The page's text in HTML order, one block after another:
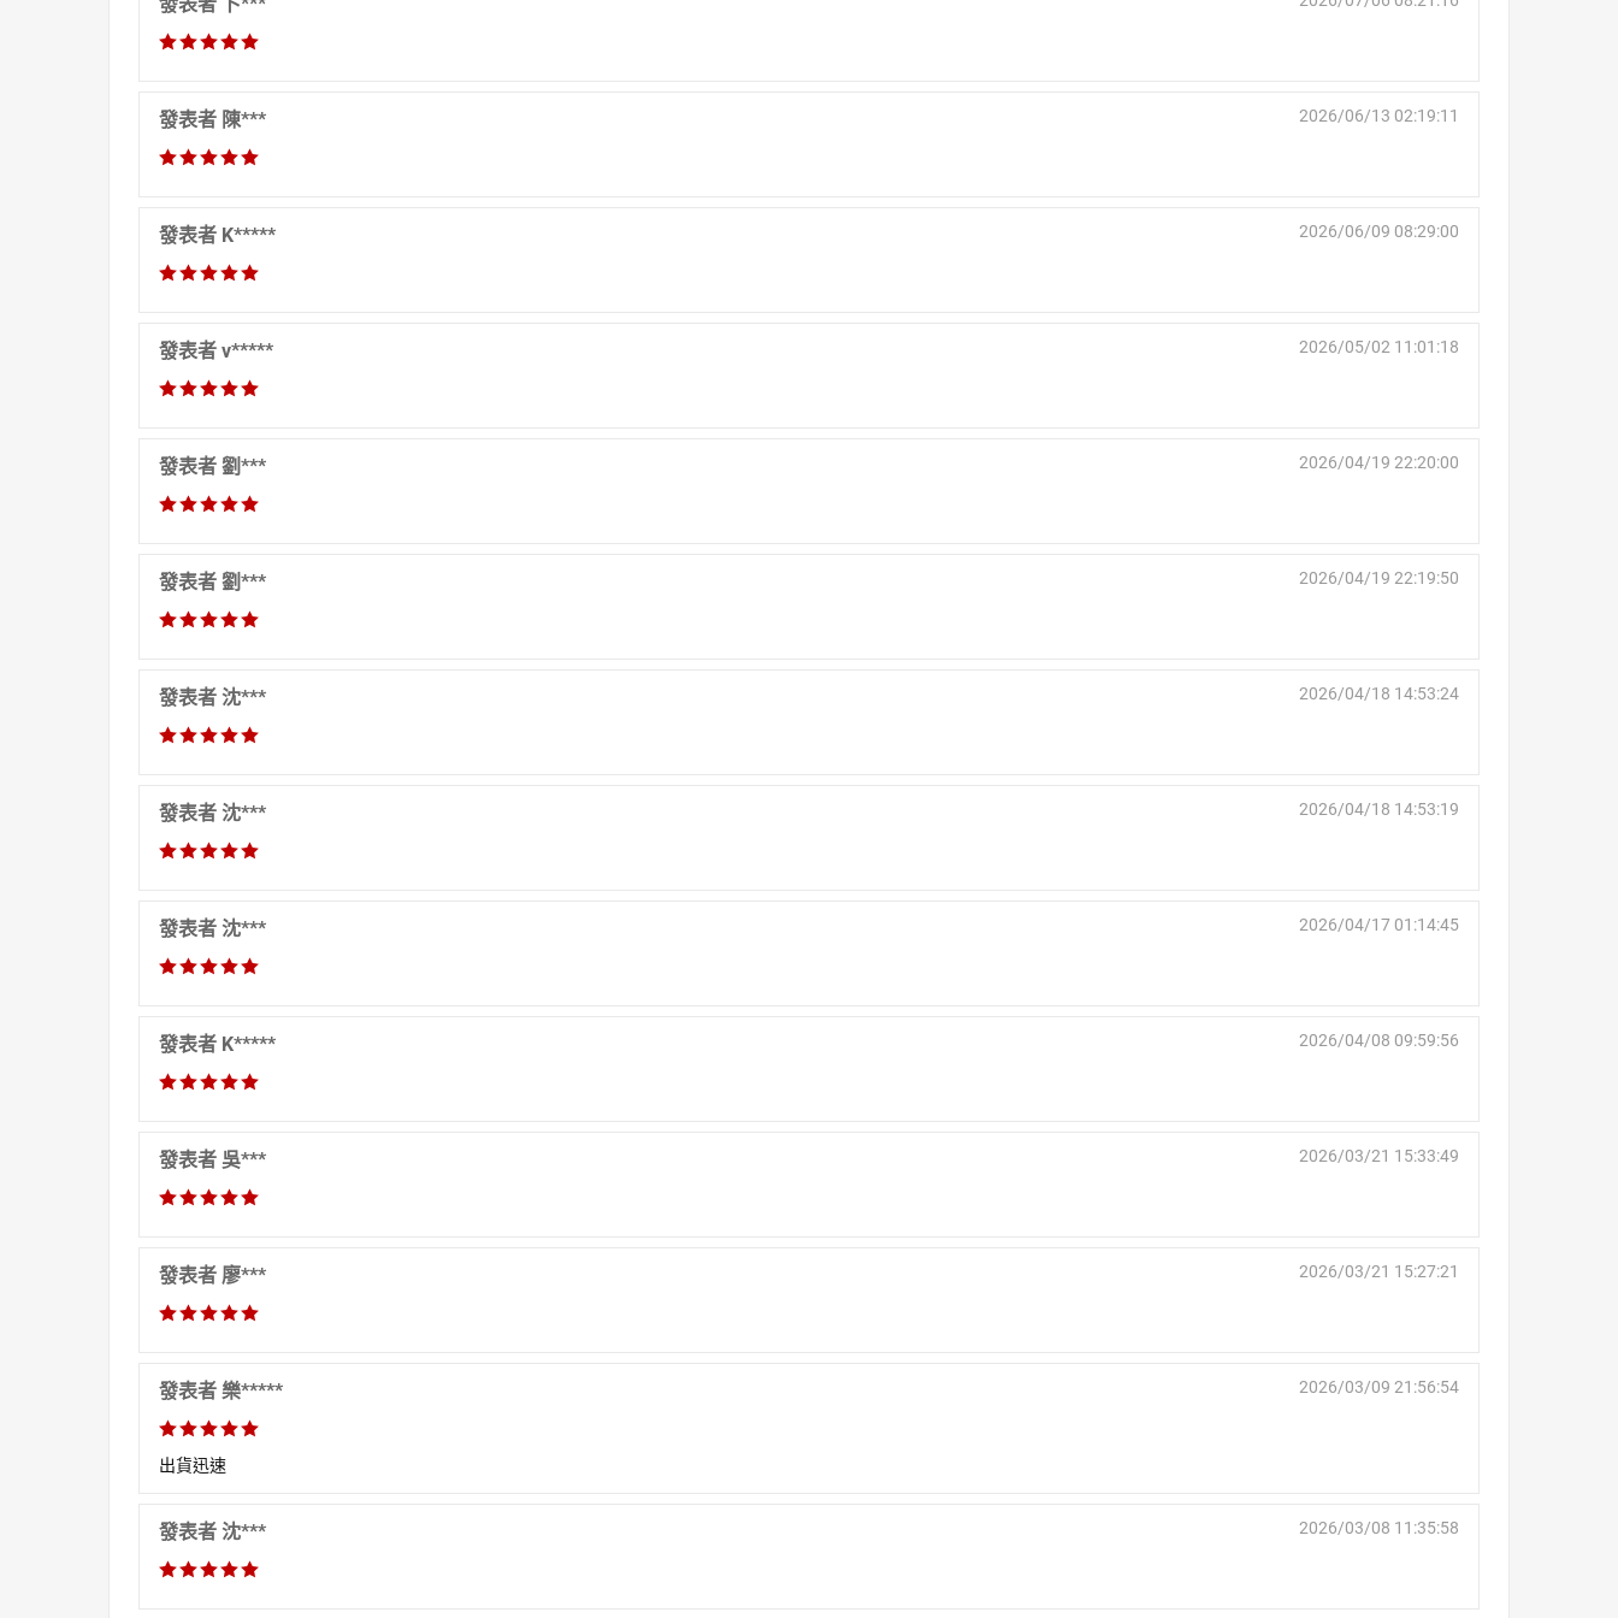
發表者 陳*** 2026/06/13 02:19:11
發表者 K***** 2026/06/09 08:29:00
發表者 v***** 2026/05/02 11:01:18
發表者 劉*** 2026/04/19 22:20:00
發表者 劉*** 2026/04/19 22:19:50
發表者 沈*** 2026/04/18 14:53:24
發表者 沈*** 2026/04/18 14:53:19
發表者 沈*** 2026/04/17 01:14:45
發表者 K***** 2026/04/08 09:59:56
發表者 吳*** 2026/03/21 15:33:49
發表者 廖*** 2026/03/21 15:27:21
發表者 樂***** 2026/03/09 21:56:54
出貨迅速
發表者 沈*** 2026/03/08 11:35:58